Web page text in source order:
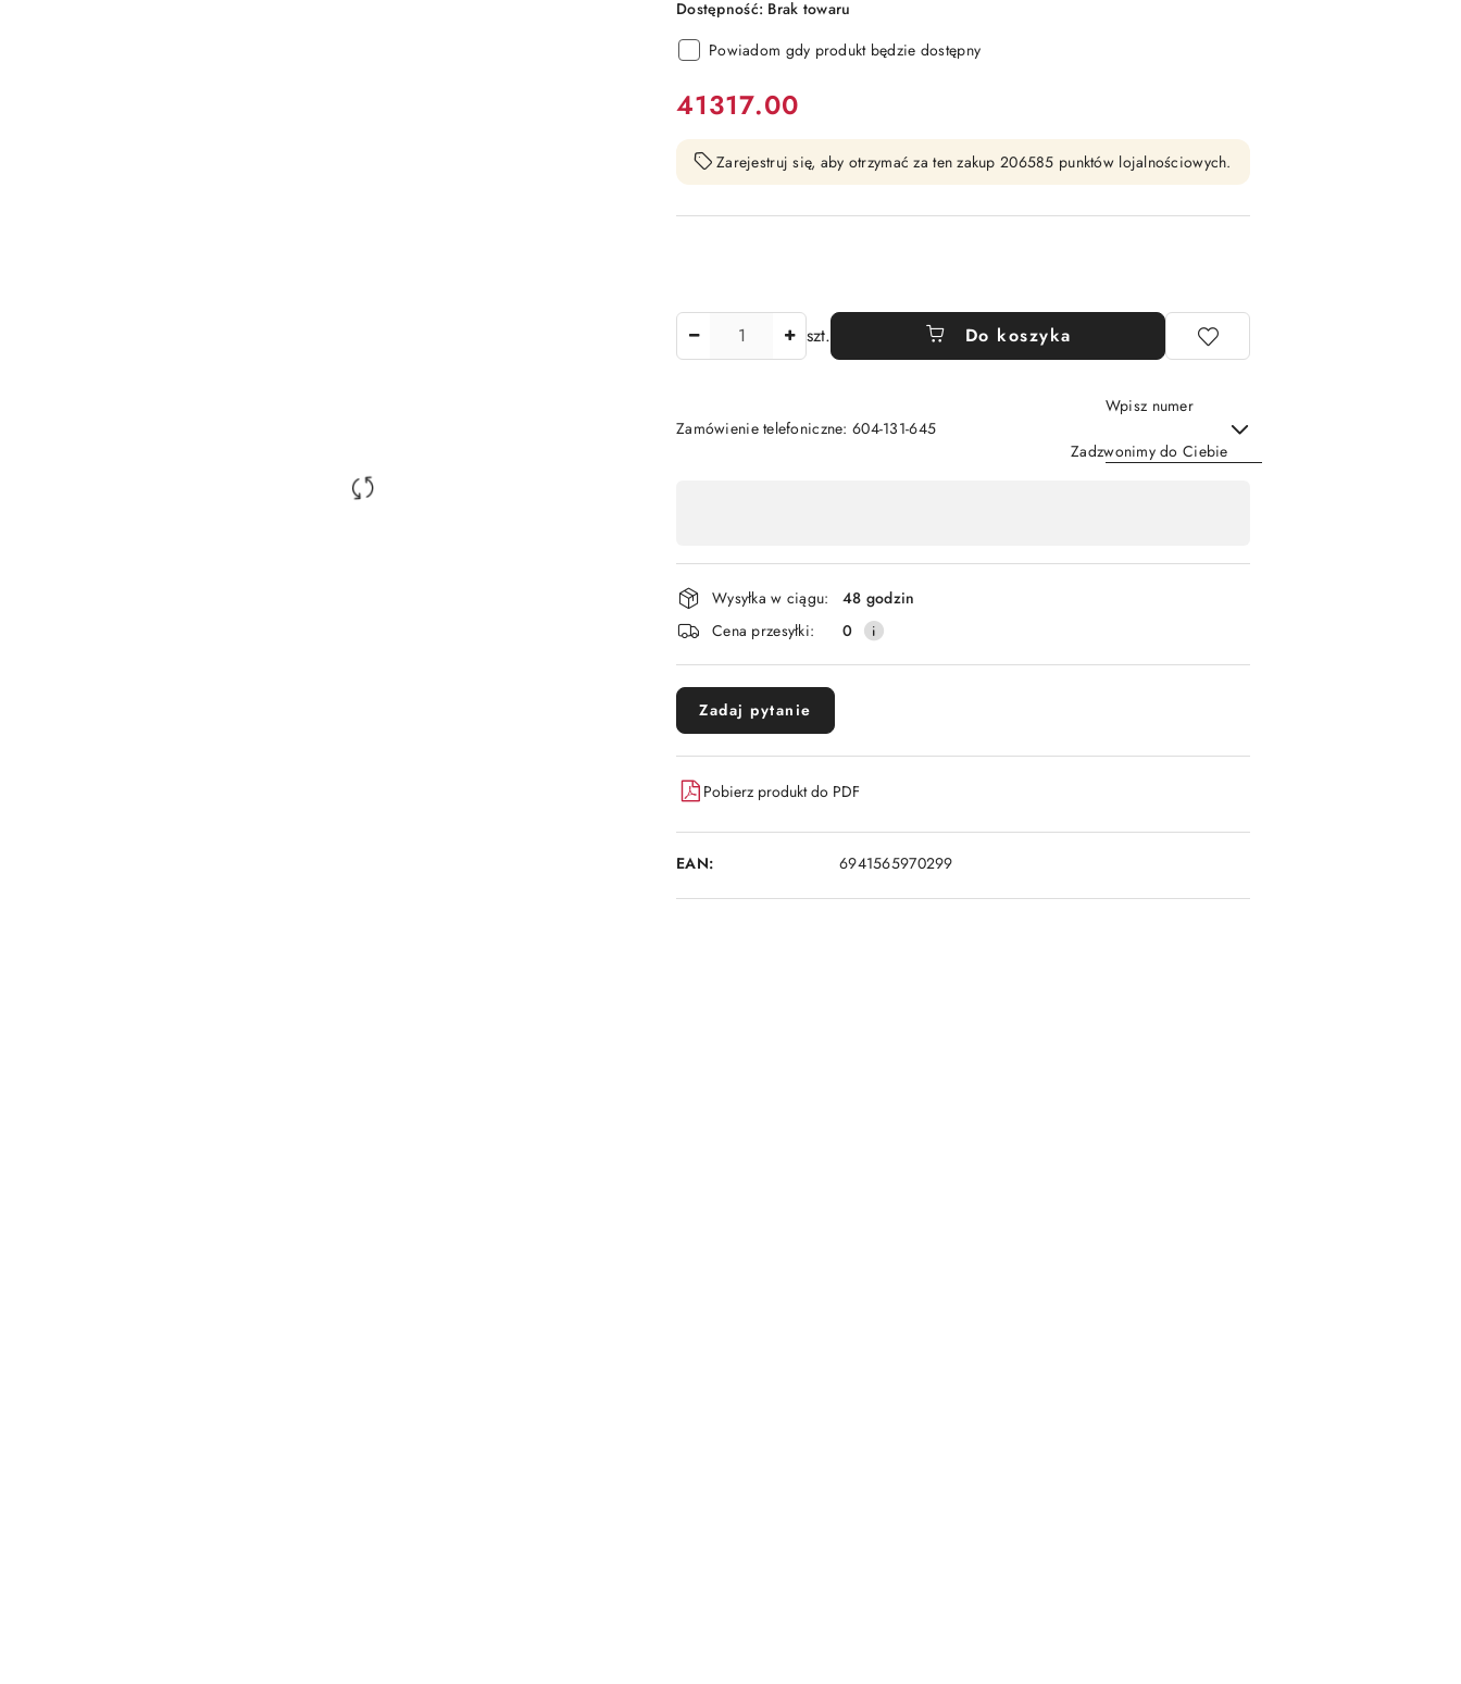
Dostępność: Brak towaru
Powiadom gdy produkt będzie dostępny
cena:
41317.00
Zarejestruj się, aby otrzymać za ten zakup 206585 punktów lojalnościowych.
szt. Do koszyka
Zamówienie telefoniczne: 604-131-645
Wpisz numer
Zadzwonimy do Ciebie
płatność
i
dostawa
Wysyłka w ciągu:
48 godzin
Cena przesyłki:
0
Zadaj pytanie
Pobierz produkt do PDF
EAN: 6941565970299